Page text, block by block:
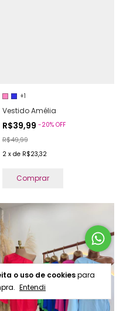
o uso de cookiespara
Entendi
+1
Vestido Amélia
R$39,99 -20% OFF
R$49,99
2 x de R$23,32
Comprar